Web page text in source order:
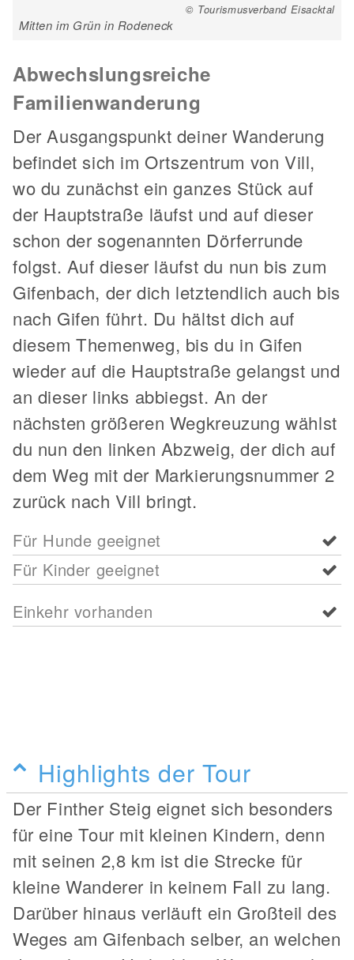
© Tourismusverband Eisacktal
Mitten im Grün in Rodeneck
Abwechslungsreiche
Familienwanderung
Der Ausgangspunkt deiner Wanderung
befindet sich im Ortszentrum von Vill,
wo du zunächst ein ganzes Stück auf
der Hauptstraße läufst und auf dieser
schon der sogenannten Dörferrunde
folgst. Auf dieser läufst du nun bis zum
Gifenbach, der dich letztendlich auch bis
nach Gifen führt. Du hältst dich auf
diesem Themenweg, bis du in Gifen
wieder auf die Hauptstraße gelangst und
an dieser links abbiegst. An der
nächsten größeren Wegkreuzung wählst
du nun den linken Abzweig, der dich auf
dem Weg mit der Markierungsnummer 2
zurück nach Vill bringt.
Für Hunde geeignet
Für Kinder geeignet
Einkehr vorhanden
Highlights der Tour
Der Finther Steig eignet sich besonders
für eine Tour mit kleinen Kindern, denn
mit seinen 2,8 km ist die Strecke für
kleine Wanderer in keinem Fall zu lang.
Darüber hinaus verläuft ein Großteil des
Weges am Gifenbach selber, an welchen